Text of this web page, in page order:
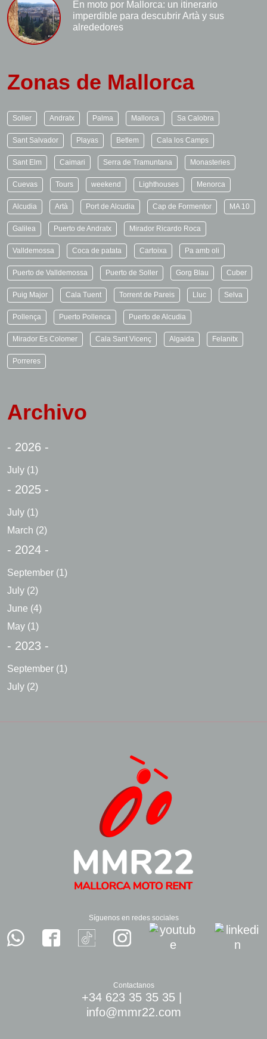
En moto por Mallorca: un itinerario
imperdible para descubrir Artà y sus
alrededores
Zonas de Mallorca
Soller Andratx Palma Mallorca Sa Calobra
Sant Salvador Playas Betlem Cala los Camps
Sant Elm Caimari Serra de Tramuntana Monasteries
Cuevas Tours weekend Lighthouses Menorca
Alcudia Artà Port de Alcudia Cap de Formentor MA 10
Galilea Puerto de Andratx Mirador Ricardo Roca
Valldemossa Coca de patata Cartoixa Pa amb oli
Puerto de Valldemossa Puerto de Soller Gorg Blau Cuber
Puig Major Cala Tuent Torrent de Pareis Lluc Selva
Pollença Puerto Pollenca Puerto de Alcudia
Mirador Es Colomer Cala Sant Vicenç Algaida Felanitx
Porreres
Archivo
- 2026 -
July (1)
- 2025 -
July (1)
March (2)
- 2024 -
September (1)
July (2)
June (4)
May (1)
- 2023 -
September (1)
July (2)
Síguenos en redes sociales
Contactanos
+34 623 35 35 35
info@mmr22.com